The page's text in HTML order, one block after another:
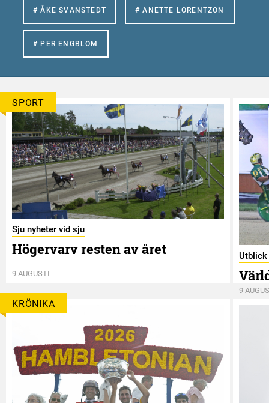
# ÅKE SVANSTEDT # ANETTE LORENTZON
# PER ENGBLOM
SPORT
Sju nyheter vid sju
Högervarv resten av året
9 AUGUSTI
Utblick
9
KRÖNIKA